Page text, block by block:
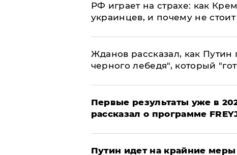
РФ играет на страхе: как
украинцев, и почему не стоит
Жданов рассказал, как Путин
черного лебедя", который
Первые результаты уже в
рассказал о программе
Путин идет на крайние